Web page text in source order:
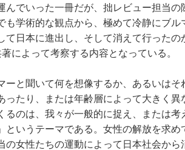
んでいった一冊だが、拙レビュー担当
も学術的な観点から、極めて冷静にブ
て日本に進出し、そして消えて行った
によって考察する内容となっている。
と聞いて何を想像するか、あるいはそ
ったり、または年齢層によって大きく
るのは、我々が一般的に捉え、または
というテーマである。女性の解放を求
の女性たちの運動によって日本社会か